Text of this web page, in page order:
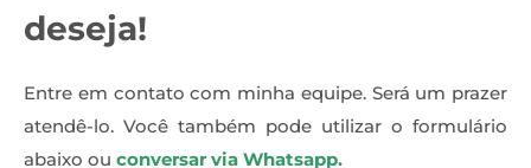
deseja!
Entre em contato com minha equipe. Será um prazer
atendê-lo. Você também pode utilizar o formulário
abaixo ou conversar via Whatsapp.